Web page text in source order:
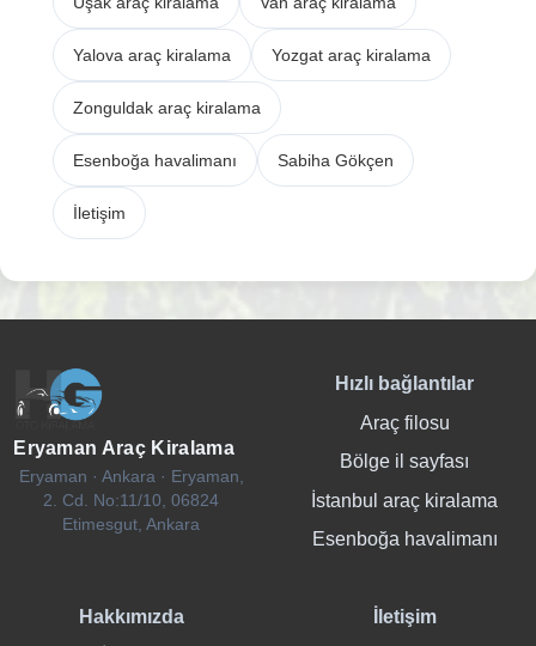
Yalova araç kiralama Yozgat araç kiralama
Zonguldak araç kiralama
Esenboğa havalimanı Sabiha Gökçen
İletişim
Eryaman Araç Kiralama
Eryaman · Ankara · Eryaman,
2. Cd. No:11/10, 06824
Etimesgut, Ankara
Hızlı bağlantılar
Araç filosu
Bölge il sayfası
İstanbul araç kiralama
Esenboğa havalimanı
Hakkımızda
İletişim